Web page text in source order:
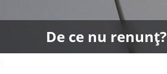
De ce nu renunț?